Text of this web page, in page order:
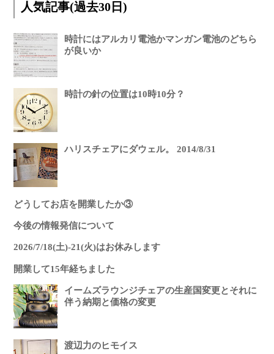
人気記事(過去30日)
時計にはアルカリ電池かマンガン電池のどちら
が良いか
時計の針の位置は10時10分？
ハリスチェアにダウェル。 2014/8/31
どうしてお店を開業したか③
今後の情報発信について
2026/7/18(土)-21(火)はお休みします
開業して15年経ちました
イームズラウンジチェアの生産国変更とそれに
伴う納期と価格の変更
渡辺力のヒモイス